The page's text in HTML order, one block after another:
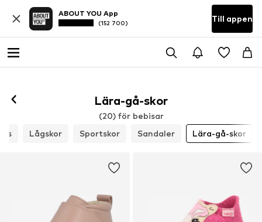
ABOUT YOU App
(152 700) Till appen
Lära-gå-skor
(20) för bebisar
Lågskor Sportskor Sandaler Lära-gå-skor